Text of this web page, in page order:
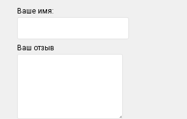
Ваше имя:
Ваш отзыв